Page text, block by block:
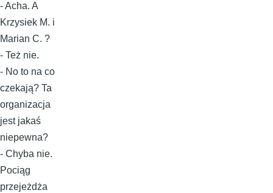
- Acha. A
Krzysiek M. i
Marian C. ?
- Też nie.
- No to na co
czekają? Ta
organizacja
jest jakaś
niepewna?
- Chyba nie.
Pociąg
przejeżdża